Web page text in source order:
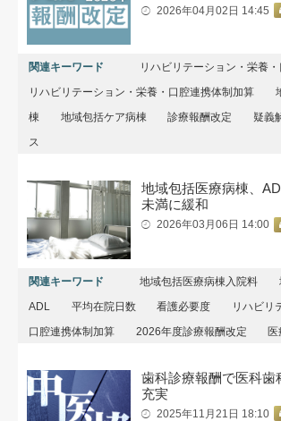
2026年04月02日 14:45
関連キーワード
リハビリテーション・栄養
リハビリテーション・栄養・口腔連携体制加算
棟
地域包括ケア病棟 診療報酬改定 疑義
ス
地域包括医療病棟、
未満に緩和
2026年03月06日 14:00
関連キーワード 地域包括医療病棟入院料
ADL
平均在院日数 看護必要度
リハビリ
口腔連携体制加算
2026年度診療報酬改定 医
歯科診療報酬で医科歯
充実
2025年11月21日 18:10